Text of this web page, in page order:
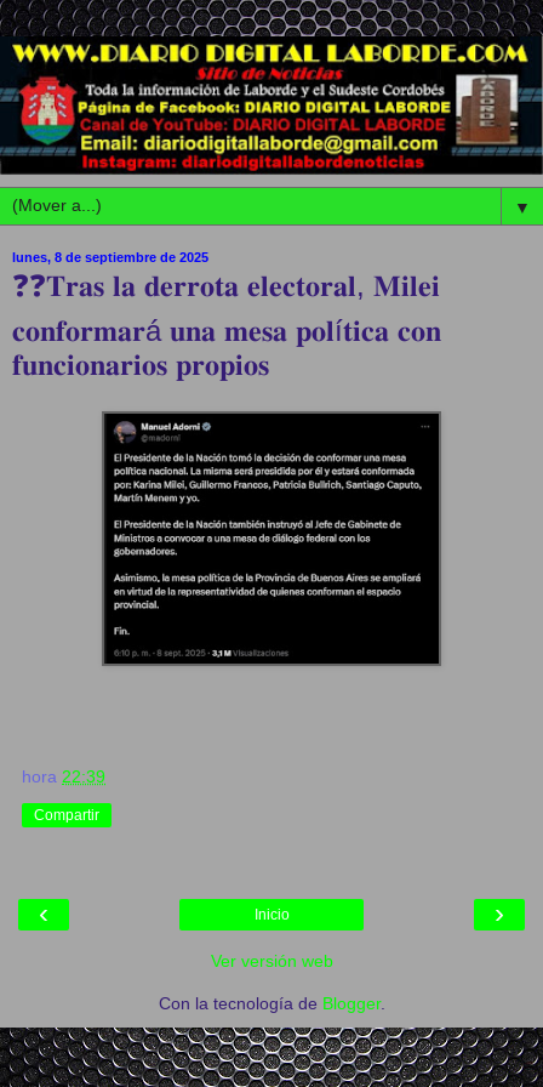
▼
lunes, 8 de septiembre de 2025
❓❓𝐓𝐫𝐚𝐬 𝐥𝐚 𝐝𝐞𝐫𝐫𝐨𝐭𝐚 𝐞𝐥𝐞𝐜𝐭𝐨𝐫𝐚𝐥, 𝐌𝐢𝐥𝐞𝐢
𝐜𝐨𝐧𝐟𝐨𝐫𝐦𝐚𝐫á 𝐮𝐧𝐚 𝐦𝐞𝐬𝐚 𝐩𝐨𝐥í𝐭𝐢𝐜𝐚 𝐜𝐨𝐧
𝐟𝐮𝐧𝐜𝐢𝐨𝐧𝐚𝐫𝐢𝐨𝐬 𝐩𝐫𝐨𝐩𝐢𝐨𝐬
hora 22:39
Compartir
‹ ›
Inicio
Ver versión web
Con la tecnología de Blogger.